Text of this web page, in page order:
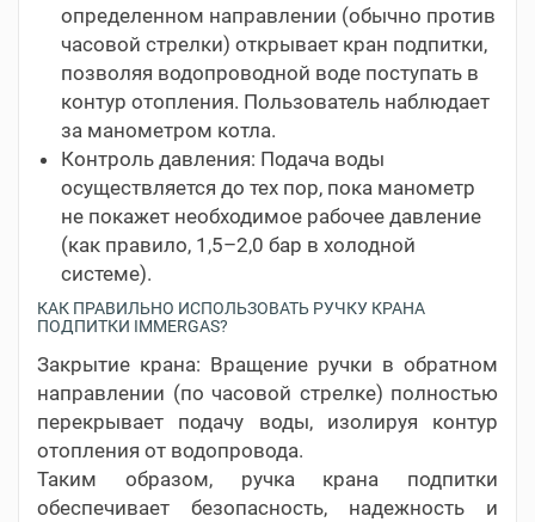
определенном направлении (обычно против
часовой стрелки) открывает кран подпитки,
позволяя водопроводной воде поступать в
контур отопления. Пользователь наблюдает
за манометром котла.
Контроль давления: Подача воды
осуществляется до тех пор, пока манометр
не покажет необходимое рабочее давление
(как правило, 1,5–2,0 бар в холодной
системе).
КАК ПРАВИЛЬНО ИСПОЛЬЗОВАТЬ РУЧКУ КРАНА
ПОДПИТКИ IMMERGAS?
Закрытие крана: Вращение ручки в обратном
направлении (по часовой стрелке) полностью
перекрывает подачу воды, изолируя контур
отопления от водопровода.
Таким образом, ручка крана подпитки
обеспечивает безопасность, надежность и